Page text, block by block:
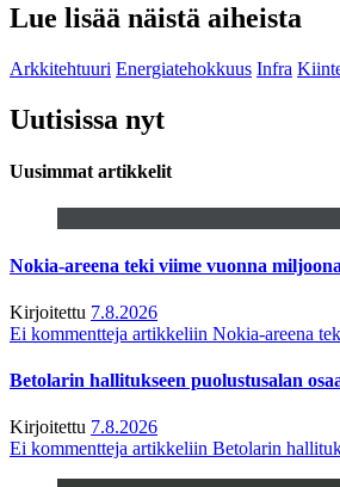
Lue lisää näistä aiheista
Arkkitehtuuri Energiatehokkuus Infra
Uutisissa nyt
Uusimmat artikkelit
Nokia-areena teki viime vuonna
Kirjoitettu 7.8.2026
Ei kommentteja artikkeliin Nokia-areena
Betolarin hallitukseen puolustusalan
Kirjoitettu 7.8.2026
Ei kommentteja artikkeliin Betolarin